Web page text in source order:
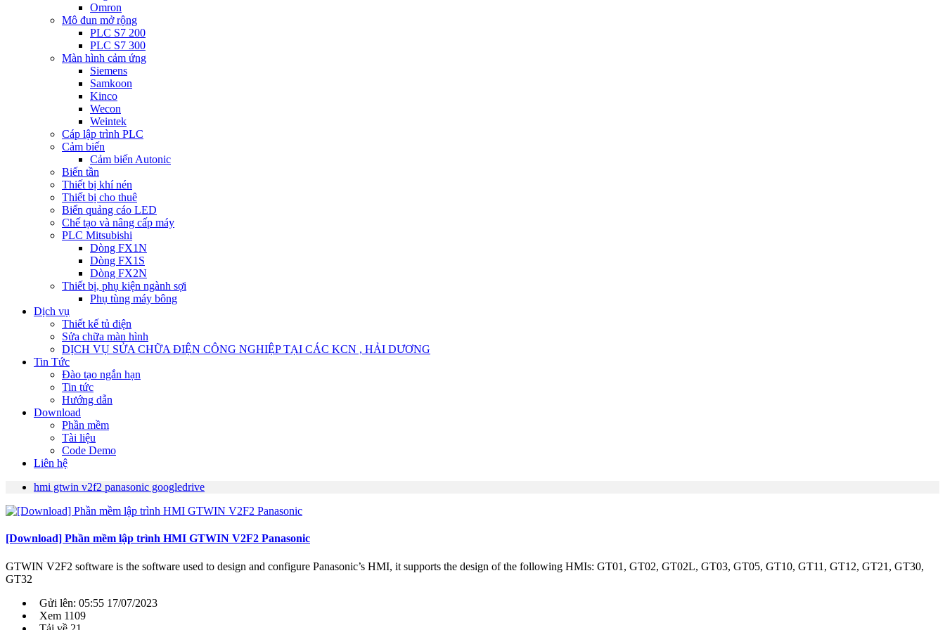
Omron
Mô đun mở rộng
PLC S7 200
PLC S7 300
Màn hình cảm ứng
Siemens
Samkoon
Kinco
Wecon
Weintek
Cáp lập trình PLC
Cảm biến
Cảm biến Autonic
Biến tần
Thiết bị khí nén
Thiết bị cho thuê
Biển quảng cáo LED
Chế tạo và nâng cấp máy
PLC Mitsubishi
Dòng FX1N
Dòng FX1S
Dòng FX2N
Thiết bị, phụ kiện ngành sợi
Phụ tùng máy bông
Dịch vụ
Thiết kế tủ điện
Sửa chữa màn hình
DỊCH VỤ SỬA CHỮA ĐIỆN CÔNG NGHIỆP TẠI CÁC KCN , HẢI DƯƠNG
Tin Tức
Đào tạo ngắn hạn
Tin tức
Hướng dẫn
Download
Phần mềm
Tài liệu
Code Demo
Liên hệ
hmi gtwin v2f2 panasonic googledrive
[Download] Phần mềm lập trình HMI GTWIN V2F2 Panasonic
GTWIN V2F2 software is the software used to design and configure Panasonic’s HMI, it supports the design of the following HMIs: GT01, GT02, GT02L, GT03, GT05, GT10, GT11, GT12, GT21, GT30,
GT32
Gửi lên: 05:55 17/07/2023
Xem 1109